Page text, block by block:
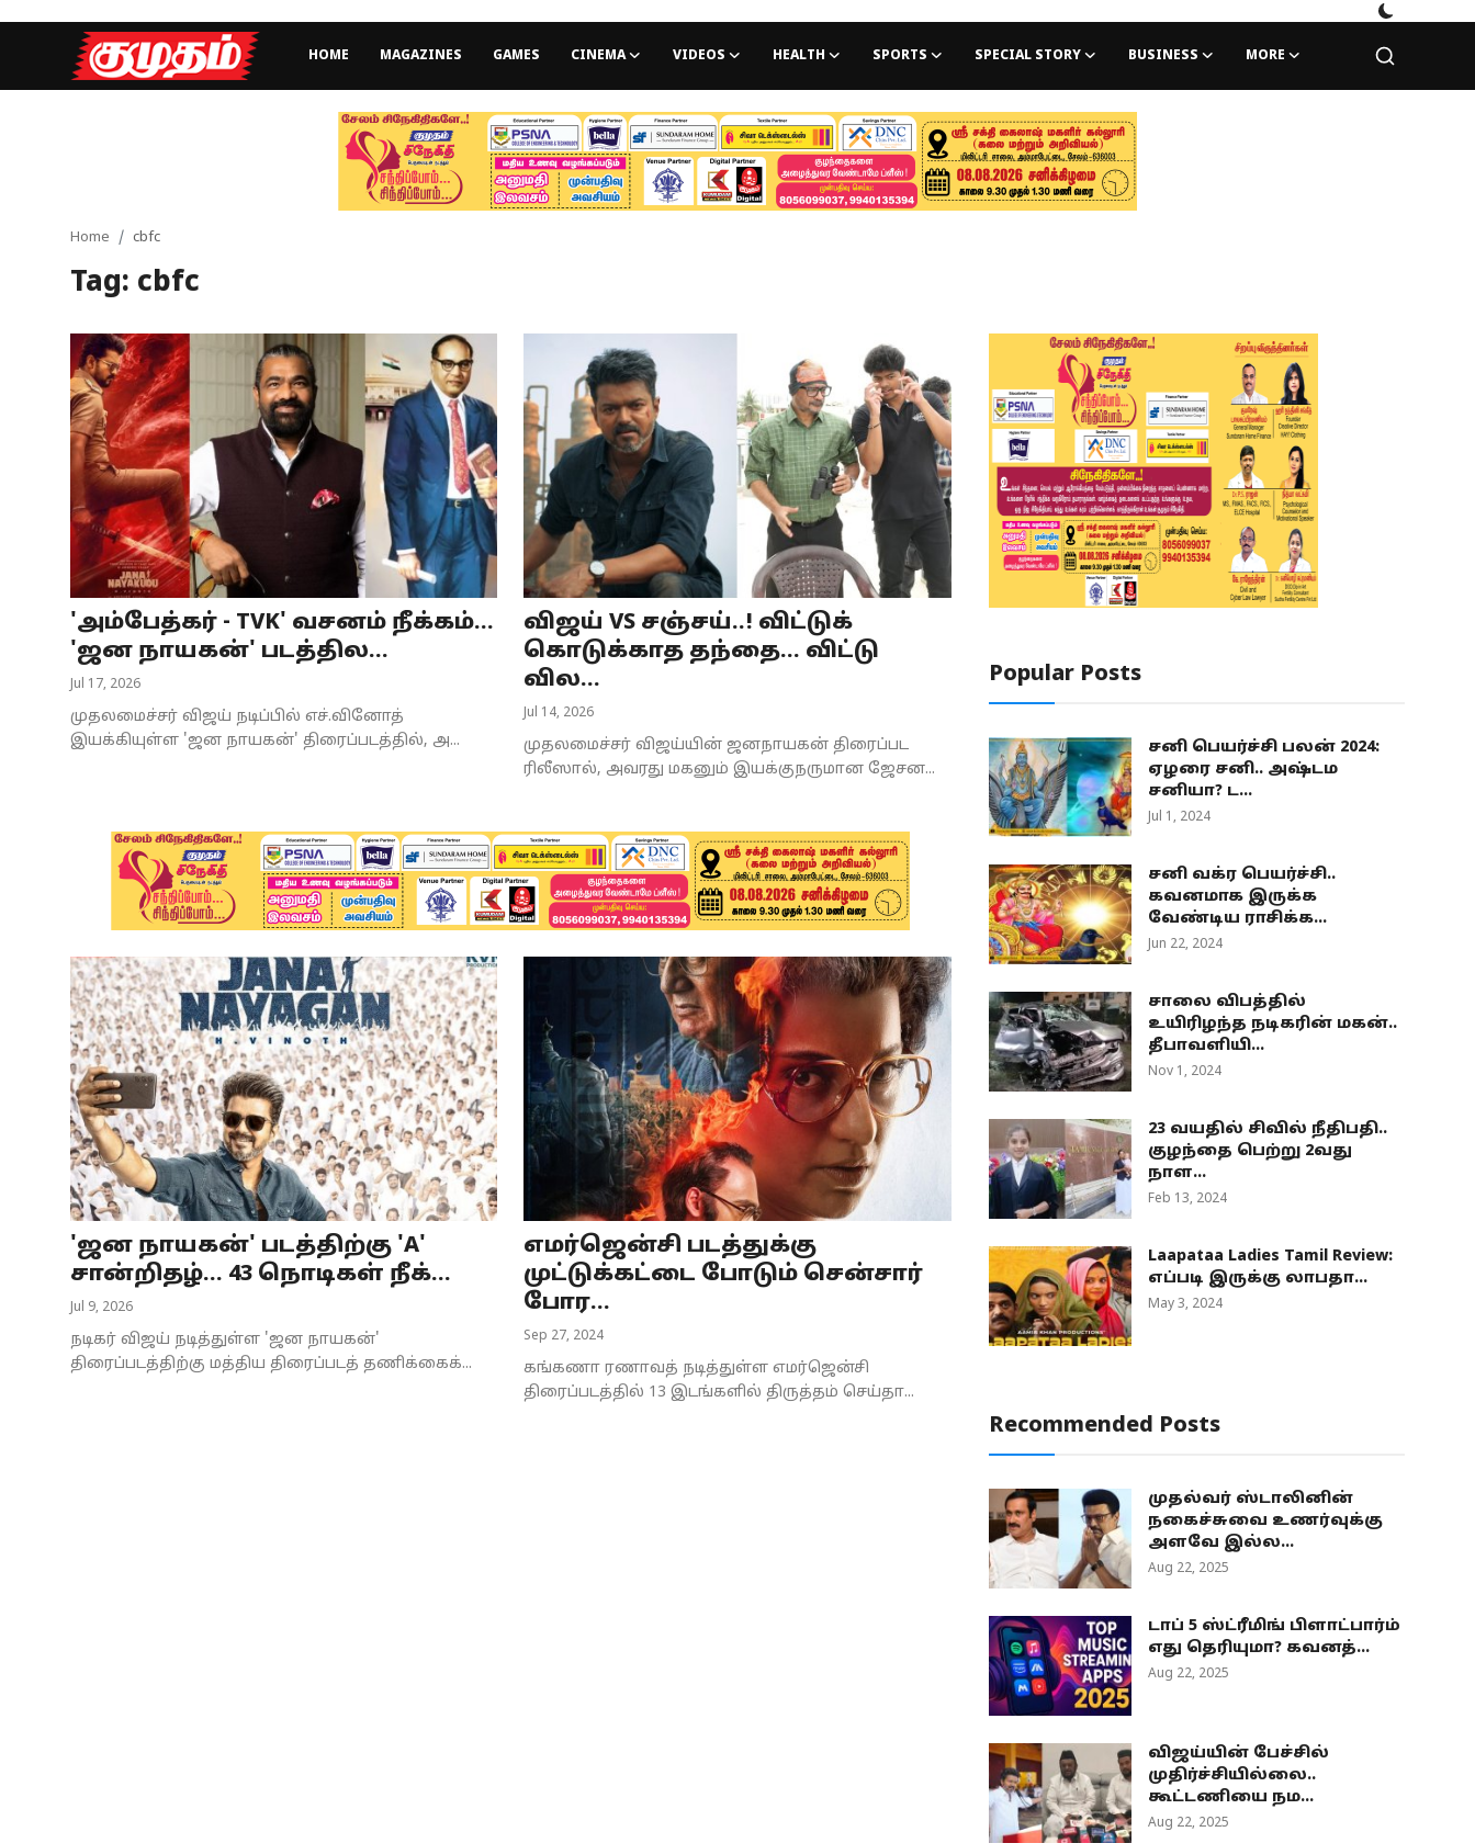
HOME MAGAZINES GAMES CINEMA VIDEOS HEALTH SPORTS SPECIAL STORY BUSINESS MORE
Games
Videos
Health
Special Story
Business
Tamilnadu
National
Home cbfc
Tag: cbfc
'அம்பேத்கர் - TVK' வசனம் நீக்கம்...
'ஜன நாயகன்' படத்தில...
Jul 17, 2026
முதலமைச்சர் விஜய் நடிப்பில் எச்.வினோத்
இயக்கியுள்ள 'ஜன நாயகன்' திரைப்படத்தில், அ...
விஜய் VS சஞ்சய்..! விட்டுக்
கொடுக்காத தந்தை… விட்டு
வில...
Jul 14, 2026
முதலமைச்சர் விஜய்யின் ஜனநாயகன் திரைப்பட
ரிலீஸால், அவரது மகனும் இயக்குநருமான ஜேசன...
'ஜன நாயகன்' படத்திற்கு 'A'
சான்றிதழ்... 43 நொடிகள் நீக்...
Jul 9, 2026
நடிகர் விஜய் நடித்துள்ள 'ஜன நாயகன்'
திரைப்படத்திற்கு மத்திய திரைப்படத் தணிக்கைக்...
எமர்ஜென்சி படத்துக்கு
முட்டுக்கட்டை போடும் சென்சார்
போர...
Sep 27, 2024
கங்கணா ரணாவத் நடித்துள்ள எமர்ஜென்சி
திரைப்படத்தில் 13 இடங்களில் திருத்தம் செய்தா...
Popular Posts
சனி பெயர்ச்சி பலன் 2024:
ஏழரை சனி.. அஷ்டம
சனியா? ட...
Jul 1, 2024
சனி வக்ர பெயர்ச்சி..
கவனமாக இருக்க
வேண்டிய ராசிக்க...
Jun 22, 2024
சாலை விபத்தில்
உயிரிழந்த நடிகரின் மகன்..
தீபாவளியி...
Nov 1, 2024
23 வயதில் சிவில் நீதிபதி..
குழந்தை பெற்று 2வது
நாள...
Feb 13, 2024
Laapataa Ladies Tamil Review:
எப்படி இருக்கு லாபதா...
May 3, 2024
Recommended Posts
முதல்வர் ஸ்டாலினின்
நகைச்சுவை உணர்வுக்கு
அளவே இல்ல...
Aug 22, 2025
டாப் 5 ஸ்ட்ரீமிங் பிளாட்பார்ம்
எது தெரியுமா? கவனத்...
Aug 22, 2025
விஜய்யின் பேச்சில்
முதிர்ச்சியில்லை..
கூட்டணியை நம...
Aug 22, 2025